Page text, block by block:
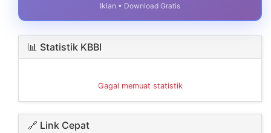
Iklan • Download Gratis
📊 Statistik KBBI
Gagal memuat statistik
🔗 Link Cepat